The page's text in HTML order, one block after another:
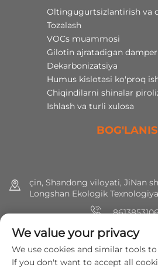
Oltingugurtsizlantirish va
Tozalash
VOCs muammosi
Gilotin ajratadigan damper
Dekarbonizatsiya
Humus kislotasi ko'proq
Chiqindilarni shinalar
Ishlash va turli xulosa
çin, Shandong viloyati, JiNan
Longshan Ekologik
+86 (0) 531
[email
We value your privacy
We use cookies and similar tools
If you don't want to accept all